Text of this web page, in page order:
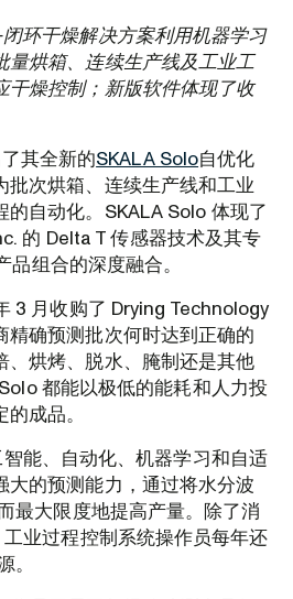
环干燥解决方案利用机器学习
量烘箱、连续生产线及工业工
干燥控制；新版软件体现了收
其全新的SKALA Solo自优化
批次烘箱、连续生产线和工业
自动化。SKALA Solo 体现了
的 Delta T 传感器技术及其专
组合的深度融合。
3 月收购了 Drying Technology
精确预测批次何时达到正确的
、烘烤、脱水、腌制还是其他
都能以极低的能耗和人力投
成品。
能、自动化、机器学习和自适
大的预测能力，通过将水分波
最大限度地提高产量。除了消
工业过程控制系统操作员每年还
。